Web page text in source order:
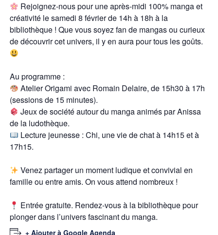
Rejoignez-nous pour une après-midi 100% manga et
créativité le samedi 8 février de 14h à 18h à la
bibliothèque ! Que vous soyez fan de mangas ou curieux
de découvrir cet univers, il y en aura pour tous les goûts.
Au programme :
Atelier Origami avec Romain Delaire, de 15h30 à 17h
(sessions de 15 minutes).
Jeux de société autour du manga animés par Anissa
de la ludothèque.
Lecture jeunesse : Chi, une vie de chat à 14h15 et à
17h15.
Venez partager un moment ludique et convivial en
famille ou entre amis. On vous attend nombreux !
Entrée gratuite. Rendez-vous à la bibliothèque pour
plonger dans l’univers fascinant du manga.
+ Ajouter à Google Agenda